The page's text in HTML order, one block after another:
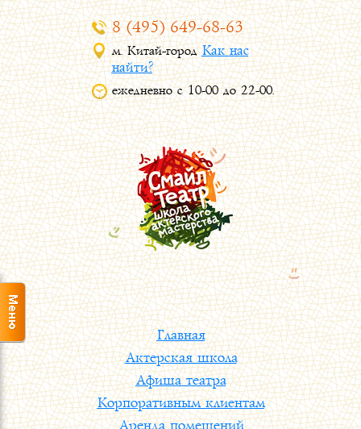
8 (495) 649-68-63
м. Китай-город Как нас
найти?
ежедневно с 10-00 до 22-00.
Главная
Актерская школа
Афиша театра
Корпоративным клиентам
Аренда помещений